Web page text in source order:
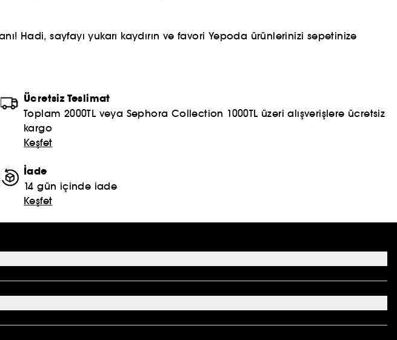
Hadi, sayfayı yukarı kaydırın ve favori Yepoda ürünlerinizi sepetinize
Ücretsiz Teslimat
Toplam 2000TL veya Sephora Collection 1000TL üzeri alışverişlere ücretsiz
kargo
Keşfet
İade
14 gün içinde iade
Keşfet